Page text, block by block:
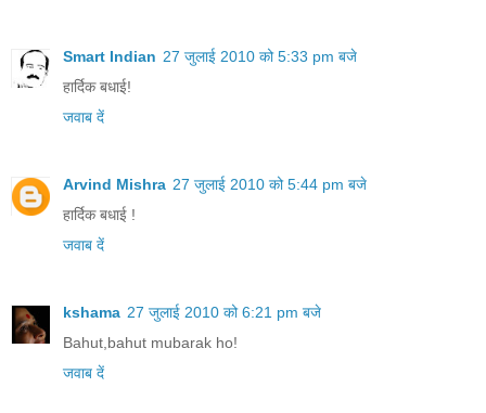
Smart Indian 27 जुलाई 2010 को 5:33 pm बजे
हार्दिक बधाई!
जवाब दें
Arvind Mishra 27 जुलाई 2010 को 5:44 pm बजे
हार्दिक बधाई !
जवाब दें
kshama 27 जुलाई 2010 को 6:21 pm बजे
Bahut,bahut mubarak ho!
जवाब दें